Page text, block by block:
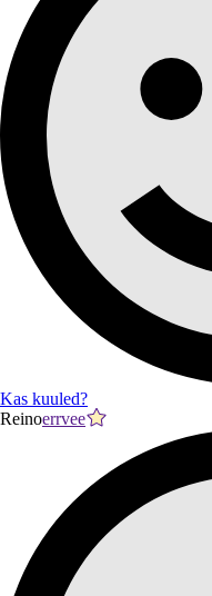
Kas kuuled?
Reinoerrvee